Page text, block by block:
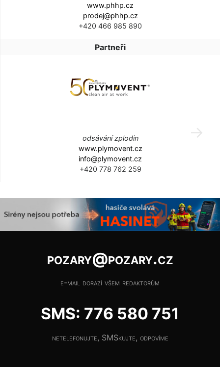
www.phhp.cz
prodej@phhp.cz
+420 466 985 890
Partneři
odsávání zplodin
www.plymovent.cz
info@plymovent.cz
+420 778 762 259
pozary@pozary.cz
e-mail dorazí všem redaktorům
SMS: 776 580 751
netelefonujte, SMSkujte, odpovíme